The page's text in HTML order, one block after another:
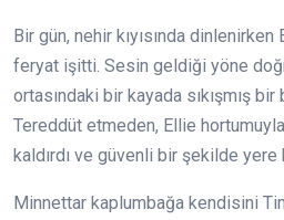
Bir gün, nehir kıyısında
feryat işitti. Sesin geldiği yöne
ortasındaki bir kayada sıkışmış
Tereddüt etmeden, Ellie
kaldırdı ve güvenli bir şekilde yere
Minnettar kaplumbağa kendisini